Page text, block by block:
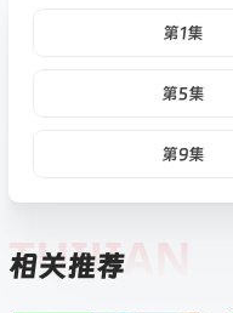
第1集
第5集
第9集
相关推荐
TUIJIAN